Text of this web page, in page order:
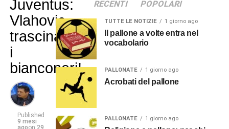
Juventus:
Vlahovic
trascina
i
bianconeri!
Published
9 mesi
agoon 29
RECENTI POPOLARI
TUTTE LE NOTIZIE 1 giorno ago
Il pallone a volte entra nel
vocabolario
PALLONATE 1 giorno ago
Acrobati del pallone
PALLONATE 1 giorno ago